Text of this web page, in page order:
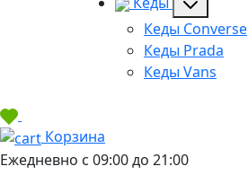
Кеды Converse
Кеды Prada
Кеды Vans
Корзина
Ежедневно с 09:00 до 21:00